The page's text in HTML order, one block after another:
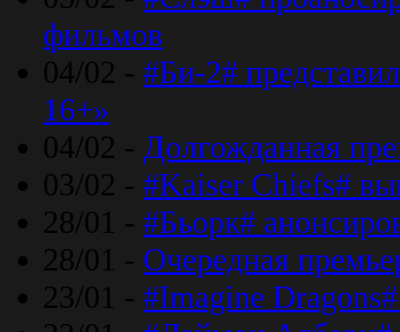
фильмов
04/02 - #Би-2#
16+»
04/02 - Долгожданная
03/02 - #Kaiser Chiefs#
28/01 - #Бьорк#
28/01 - Очередная
23/01 - #Imagine